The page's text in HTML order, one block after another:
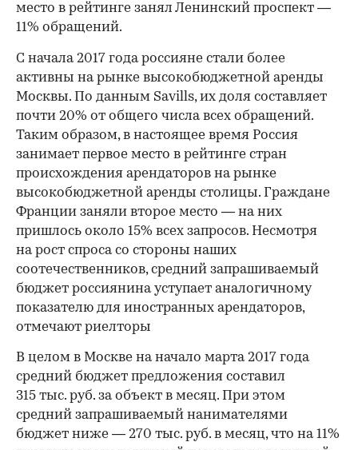
место в рейтинге занял Ленинский проспект —
11% обращений.
С начала 2017 года россияне стали более
активны на рынке высокобюджетной аренды
Москвы. По данным Savills, их доля составляет
почти 20% от общего числа всех обращений.
Таким образом, в настоящее время Россия
занимает первое место в рейтинге стран
происхождения арендаторов на рынке
высокобюджетной аренды столицы. Граждане
Франции заняли второе место — на них
пришлось около 15% всех запросов. Несмотря
на рост спроса со стороны наших
соотечественников, средний запрашиваемый
бюджет россиянина уступает аналогичному
показателю для иностранных арендаторов,
отмечают риелторы
В целом в Москве на начало марта 2017 года
средний бюджет предложения составил
315 тыс. руб. за объект в месяц. При этом
средний запрашиваемый нанимателями
бюджет ниже — 270 тыс. руб. в месяц, что на 11%